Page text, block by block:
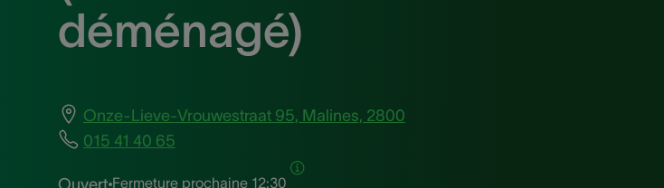
déménagé)
Onze-Lieve-Vrouwestraat 95, Malines, 2800
015 41 40 65
Ouvert Fermeture prochaine 12:30